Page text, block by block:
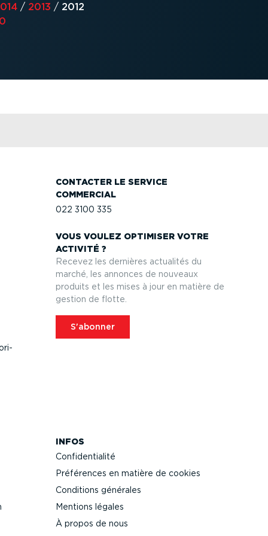
/ 2013 / 2012
CONTACTER LE SERVICE
COMMERCIAL
022 3100 335
VOUS VOULEZ OPTIMISER VOTRE
ACTIVITÉ ?
Recevez les dernières actualités du
marché, les annonces de nouveaux
produits et les mises à jour en matière de
gestion de flotte.
S'abonner
INFOS
Confi­den­tialité
Préférences en matière de cookies
Conditions générales
Mentions légales
À propos de nous